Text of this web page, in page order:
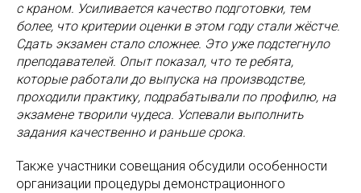
с краном. Усиливается качество подготовки, тем
более, что критерии оценки в этом году стали жёстче.
Сдать экзамен стало сложнее. Это уже подстегнуло
преподавателей. Опыт показал, что те ребята,
которые работали до выпуска на производстве,
проходили практику, подрабатывали по профилю, на
экзамене творили чудеса. Успевали выполнить
задания качественно и раньше срока.
Также участники совещания обсудили особенности
организации процедуры демонстрационного